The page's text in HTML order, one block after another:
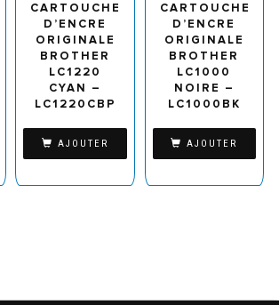
CARTOUCHE
D’ENCRE
ORIGINALE
BROTHER
LC1220
CYAN –
LC1220CBP
AJOUTER
CARTOUCHE
D’ENCRE
ORIGINALE
BROTHER
LC1000
NOIRE –
LC1000BK
AJOUTER